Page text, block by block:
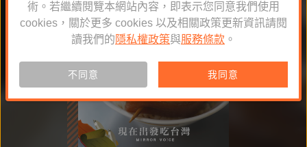
術。若繼續閱覽本網站內容，即表示您同意我們使用
cookies，關於更多 cookies 以及相關政策更新資訊請閱
讀我們的 隱私權政策與服務條款 。
不同意 我同意